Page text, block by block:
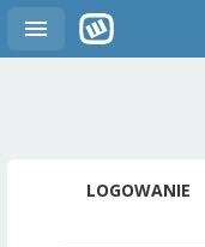
LOGOWANIE